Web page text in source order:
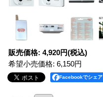
販売価格: 4,920円(税込)
希望小売価格: 6,150円
Facebookでシェア